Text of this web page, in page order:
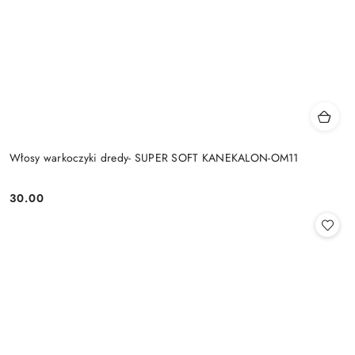
Włosy warkoczyki dredy- SUPER SOFT KANEKALON-OM11
Cena:
30.00